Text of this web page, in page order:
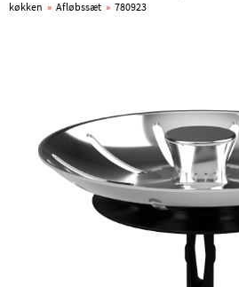
Søg:
køkken » Afløbssæt » 780923